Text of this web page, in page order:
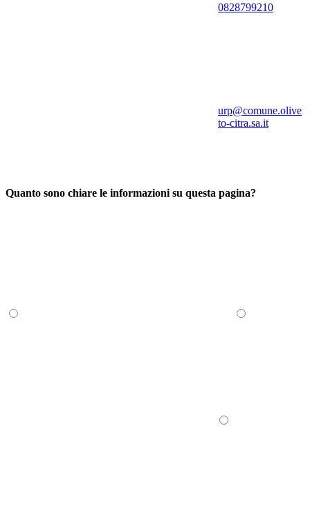
0828799210
urp@comune.olive
to-citra.sa.it
Quanto sono chiare le informazioni su questa pagina?